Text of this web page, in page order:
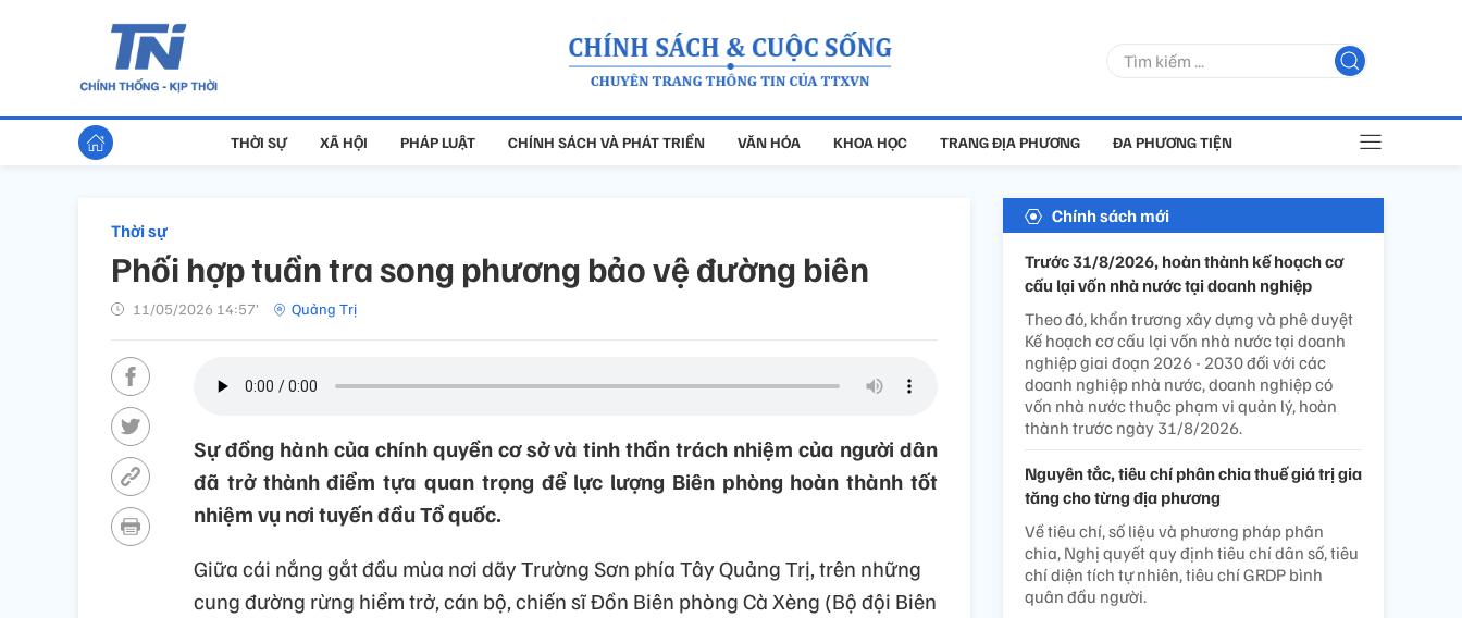
THỜI SỰ XÃ HỘI PHÁP LUẬT CHÍNH SÁCH VÀ PHÁT TRIỂN VĂN HÓA KHOA HỌC TRANG ĐỊA PHƯƠNG ĐA PHƯƠNG TIỆN
Thời sự
Phối hợp tuần tra song phương bảo vệ đường biên
11/05/2026 14:57’ Quảng Trị
Sự đồng hành của chính quyền cơ sở và tinh thần trách nhiệm của người dân
đã trở thành điểm tựa quan trọng để lực lượng Biên phòng hoàn thành tốt
nhiệm vụ nơi tuyến đầu Tổ quốc.
Giữa cái nắng gắt đầu mùa nơi dãy Trường Sơn phía Tây Quảng Trị, trên những
cung đường rừng hiểm trở, cán bộ, chiến sĩ Đồn Biên phòng Cà Xèng (Bộ đội Biên
Chính sách mới
Trước 31/8/2026, hoàn thành kế hoạch cơ
cấu lại vốn nhà nước tại doanh nghiệp
Theo đó, khẩn trương xây dựng và phê duyệt
Kế hoạch cơ cấu lại vốn nhà nước tại doanh
nghiệp giai đoạn 2026 - 2030 đối với các
doanh nghiệp nhà nước, doanh nghiệp có
vốn nhà nước thuộc phạm vi quản lý, hoàn
thành trước ngày 31/8/2026.
Nguyên tắc, tiêu chí phân chia thuế giá trị gia
tăng cho từng địa phương
Về tiêu chí, số liệu và phương pháp phân
chia, Nghị quyết quy định tiêu chí dân số, tiêu
chí diện tích tự nhiên, tiêu chí GRDP bình
quân đầu người.